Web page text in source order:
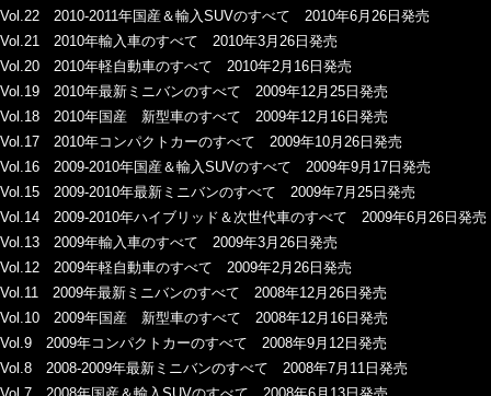
Vol.22 2010-2011年国産＆輸入SUVのすべて 2010年6月26日発売
Vol.21 2010年輸入車のすべて 2010年3月26日発売
Vol.20 2010年軽自動車のすべて 2010年2月16日発売
Vol.19 2010年最新ミニバンのすべて 2009年12月25日発売
Vol.18 2010年国産 新型車のすべて 2009年12月16日発売
Vol.17 2010年コンパクトカーのすべて 2009年10月26日発売
Vol.16 2009-2010年国産＆輸入SUVのすべて 2009年9月17日発売
Vol.15 2009-2010年最新ミニバンのすべて 2009年7月25日発売
Vol.14 2009-2010年ハイブリッド＆次世代車のすべて 2009年6月26日発売
Vol.13 2009年輸入車のすべて 2009年3月26日発売
Vol.12 2009年軽自動車のすべて 2009年2月26日発売
Vol.11 2009年最新ミニバンのすべて 2008年12月26日発売
Vol.10 2009年国産 新型車のすべて 2008年12月16日発売
Vol.9 2009年コンパクトカーのすべて 2008年9月12日発売
Vol.8 2008-2009年最新ミニバンのすべて 2008年7月11日発売